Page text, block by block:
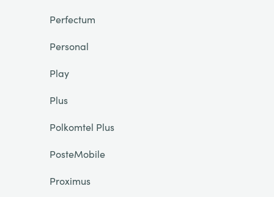
Perfectum
Personal
Play
Plus
Polkomtel Plus
PosteMobile
Proximus